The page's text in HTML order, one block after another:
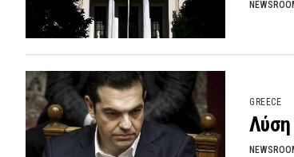
GREECE
Λύση